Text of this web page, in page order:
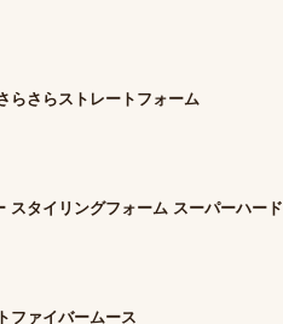
らさらストレートフォーム
スタイリングフォーム スーパーハード
ファイバームース